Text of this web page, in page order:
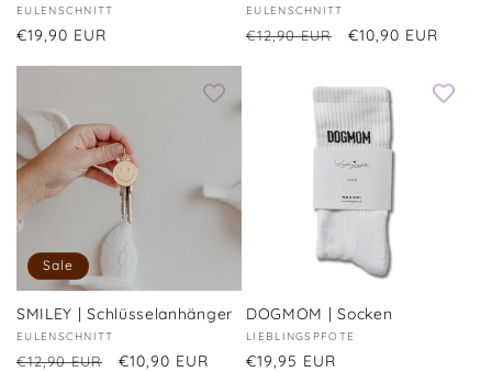
Anbieter:
EULENSCHNITT
Normaler
€19,90 EUR
Anbieter:
EULENSCHNITT
Normaler
€12,90 EUR Verkaufspreis
€10,90 EUR
Sale
SMILEY | Schlüsselanhänger
Anbieter:
EULENSCHNITT
Normaler
€12,90 EUR Verkaufspreis
€10,90 EUR
DOGMOM | Socken
Anbieter:
LIEBLINGSPFOTE
Normaler
€19,95 EUR